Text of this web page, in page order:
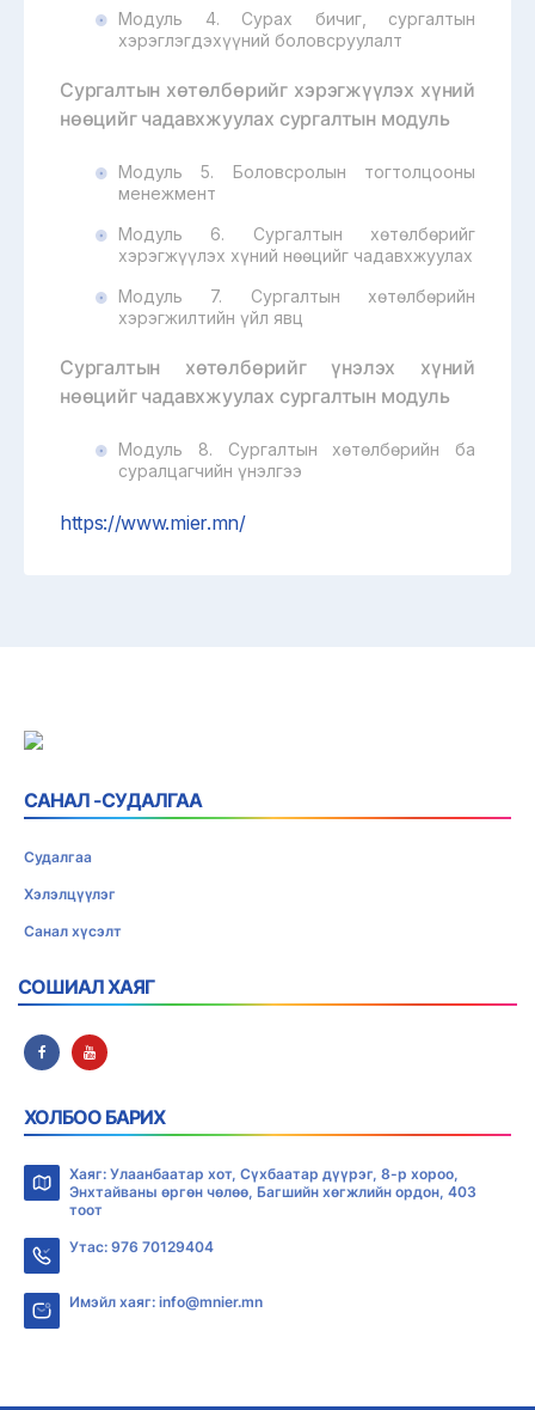
Модуль 4. Сурах бичиг, сургалтын
хэрэглэгдэхүүний боловсруулалт
Сургалтын хөтөлбөрийг хэрэгжүүлэх хүний
нөөцийг чадавхжуулах сургалтын модуль
Модуль 5. Боловсролын тогтолцооны
менежмент
Модуль 6. Сургалтын хөтөлбөрийг
хэрэгжүүлэх хүний нөөцийг чадавхжуулах
Модуль 7. Сургалтын хөтөлбөрийн
хэрэгжилтийн үйл явц
Сургалтын хөтөлбөрийг үнэлэх хүний
нөөцийг чадавхжуулах сургалтын модуль
Модуль 8. Сургалтын хөтөлбөрийн ба
суралцагчийн үнэлгээ
https://www.mier.mn/
САНАЛ -СУДАЛГАА
Судалгаа
Хэлэлцүүлэг
Санал хүсэлт
СОШИАЛ ХАЯГ
ХОЛБОО БАРИХ
Хаяг: Улаанбаатар хот, Сүхбаатар дүүрэг, 8-р хороо,
Энхтайваны өргөн чөлөө, Багшийн хөгжлийн ордон, 403
тоот
Утас: 976 70129404
Имэйл хаяг: info@mnier.mn